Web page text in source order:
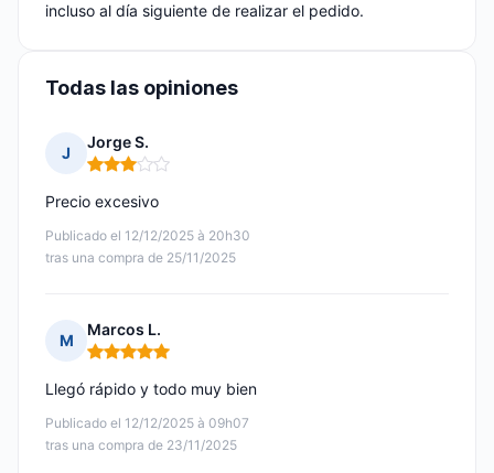
incluso al día siguiente de realizar el pedido.
Todas las opiniones
J
Jorge S.
Nota: 3 de 5
Publicado el 12/12/2025 à 20h30
tras una compra de 25/11/2025
Precio excesivo
M
Marcos L.
Nota: 5 de 5
Publicado el 12/12/2025 à 09h07
tras una compra de 23/11/2025
Llegó rápido y todo muy bien